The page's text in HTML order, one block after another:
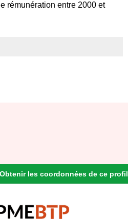
rémunération entre 2000 et
Obtenir les coordonnées de ce profil